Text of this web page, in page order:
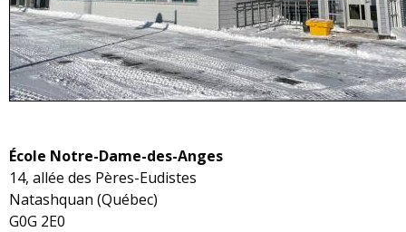
École Notre-Dame-des-Anges
14, allée des Pères-Eudistes
Natashquan (Québec)
G0G 2E0